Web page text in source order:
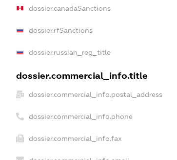
dossier.canadaSanctions
dossier.rfSanctions
dossier.russian_reg_title
dossier.commercial_info.title
dossier.commercial_info.postal_address
dossier.commercial_info.phone
dossier.commercial_info.fax